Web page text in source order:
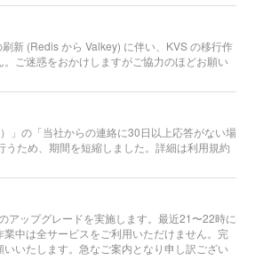
新 (Redis から Valkey) に伴い、KVS の移行作
ご迷惑をおかけしますがご協力のほどお願い
」の「当社からの連絡に30日以上応答がない場
ため、期間を短縮しました。詳細は利用規約
ップグレードを実施します。最近21〜22時に
中は全サービスをご利用いただけません。完
いたします。急なご案内となり申し訳ござい